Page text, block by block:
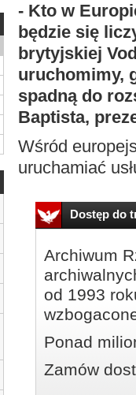
- Kto w
będzie się
brytyjskiej
uruchomimy,
spadną do
Baptista,
Wśród
uruchamiać
Dostęp do
Archiwum
od 1993
Ponad
Zamów